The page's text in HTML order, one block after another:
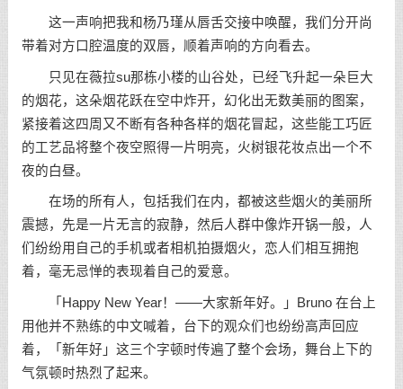
这一声响把我和杨乃瑾从唇舌交接中唤醒，我们分开尚
带着对方口腔温度的双唇，顺着声响的方向看去。
只见在薇拉su那栋小楼的山谷处，已经飞升起一朵巨大
的烟花，这朵烟花跃在空中炸开，幻化出无数美丽的图案，
紧接着这四周又不断有各种各样的烟花冒起，这些能工巧匠
的工艺品将整个夜空照得一片明亮，火树银花妆点出一个不
夜的白昼。
在场的所有人，包括我们在内，都被这些烟火的美丽所
震撼，先是一片无言的寂静，然后人群中像炸开锅一般，人
们纷纷用自己的手机或者相机拍摄烟火，恋人们相互拥抱
着，毫无忌惮的表现着自己的爱意。
「Happy New Year！——大家新年好。」Bruno 在台上
用他并不熟练的中文喊着，台下的观众们也纷纷高声回应
着，「新年好」这三个字顿时传遍了整个会场，舞台上下的
气氛顿时热烈了起来。